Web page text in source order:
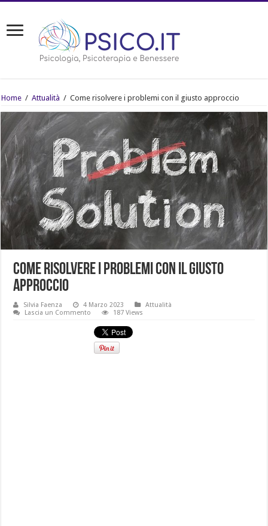
Home / Attualità / Come risolvere i problemi con il giusto approccio
Come risolvere i problemi con il giusto
approccio
Silvia Faenza 4 Marzo 2023
Attualità
Lascia un Commento
187 Views